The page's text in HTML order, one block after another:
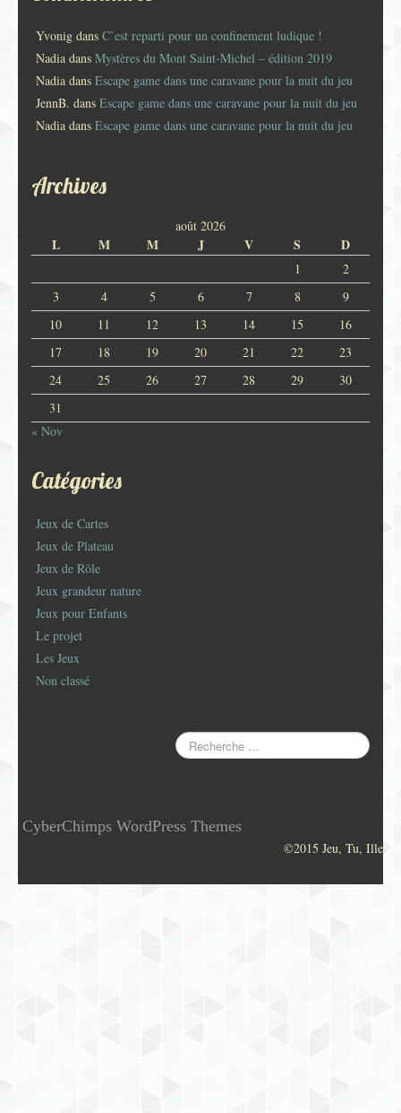
Yvonig dans C’est reparti pour un confinement ludique !
Nadia dans Mystères du Mont Saint-Michel – édition 2019
Nadia dans Escape game dans une caravane pour la nuit du jeu
JennB. dans Escape game dans une caravane pour la nuit du jeu
Nadia dans Escape game dans une caravane pour la nuit du jeu
Archives
août 2026
L M M J V S D
1
2
3
4 5 6 7 8
9
10
11 12 13 14 15
16
17
18 19 20 21 22
23
24
25 26 27 28 29
30
31
« Nov
Catégories
Jeux de Cartes
Jeux de Plateau
Jeux de Rôle
Jeux grandeur nature
Jeux pour Enfants
Le projet
Les Jeux
Non classé
CyberChimps WordPress Themes
©2015 Jeu, Tu, Ille